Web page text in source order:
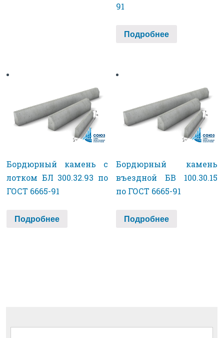
91
Подробнее
Бордюрный камень с
лотком БЛ 300.32.93 по
ГОСТ 6665-91
Подробнее
Бордюрный камень
въездной БВ 100.30.15
по ГОСТ 6665-91
Подробнее
Найти: